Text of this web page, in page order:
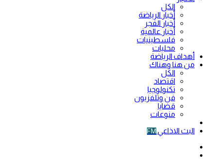
الكل
أخبار الرياضة
أخبار الفجر
أخبار عالمية
فلسطينيات
محليات
أهداف الرياضة
من هنا وهناك
الكل
اقتصاد
تكنولوجيا
فن وتلفزيون
قضايا
منوعات
البث الاذاعي FM